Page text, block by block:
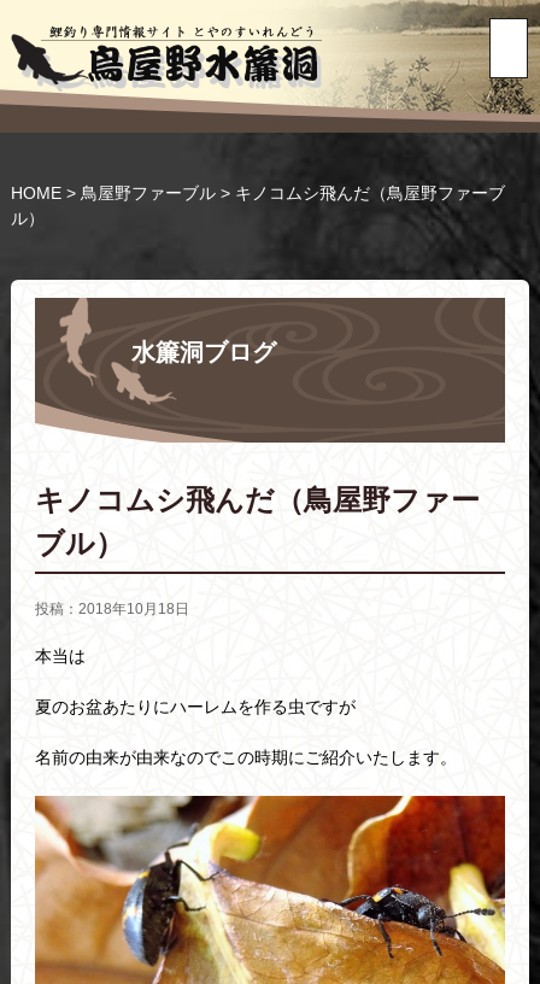
HOME> 鳥屋野ファーブル> キノコムシ飛んだ（鳥屋野ファーブ
ル）
水簾洞ブログ
キノコムシ飛んだ（鳥屋野ファー
ブル）
投稿：2018年10月18日
本当は
夏のお盆あたりにハーレムを作る虫ですが
名前の由来が由来なのでこの時期にご紹介いたします。